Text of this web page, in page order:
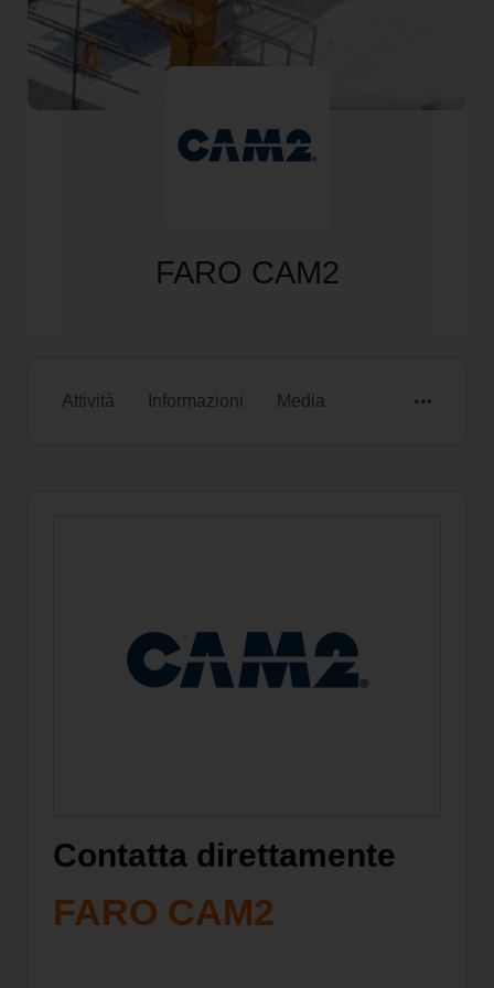
FARO CAM2
Attività Informazioni Media
Contatta direttamente
FARO CAM2